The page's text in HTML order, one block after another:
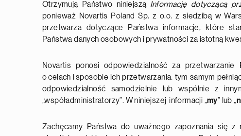
Otrzymują Państwo niniejszą Informację dotyczącą
ponieważ Novartis Poland Sp. z o.o. z siedzibą w
przetwarza dotyczące Państwa informacje, które
Państwa danych osobowych i prywatności za istotną
Novartis ponosi odpowiedzialność za
o celach i sposobie ich przetwarzania, tym samym
odpowiedzialność samodzielnie lub wspólnie z
„współadministratorzy”. W niniejszej informacji „my” lub „
Zachęcamy Państwa do uważnego zapoznania się